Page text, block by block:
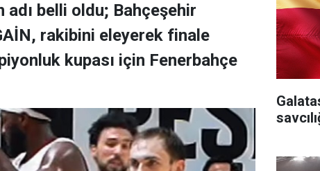
belli oldu; Bahçeşehir
rakibini eleyerek finale
kupası için Fenerbahçe